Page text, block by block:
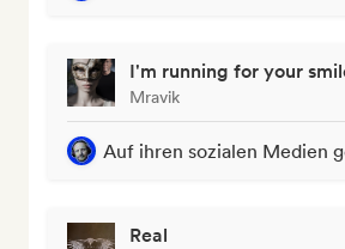
I'm running for your
Mravik
Auf ihren sozialen Medien
Real